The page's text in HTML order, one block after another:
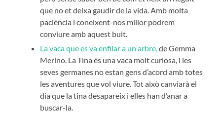
que no et deixa gaudir de la vida. Amb molta
paciència i coneixent-nos millor podrem
conviure amb aquest buit.
La vaca que es va enfilar a un arbre, de Gemma
Merino. La Tina és una vaca molt curiosa, i les
seves germanes no estan gens d’acord amb totes
les aventures que vol viure. Tot això canviarà el
dia que la tina desapareix i elles han d’anar a
buscar-la.